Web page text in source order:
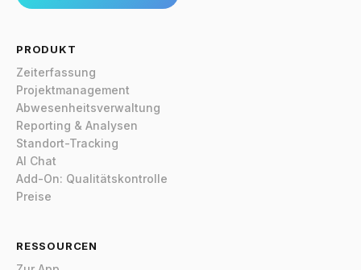
PRODUKT
Zeiterfassung
Projektmanagement
Abwesenheitsverwaltung
Reporting & Analysen
Standort-Tracking
AI Chat
Add-On: Qualitätskontrolle
Preise
RESSOURCEN